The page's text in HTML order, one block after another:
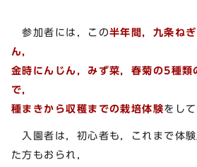
参加者には，この半年間，九条ね
ん，
金時にんじん，みず菜，春菊の5種類
で，
種まきから収穫までの栽培体験をし
入園者は，初心者も，これまで体
た方もおられ，